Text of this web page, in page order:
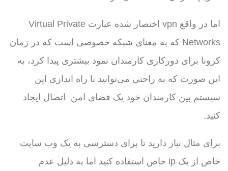
اما در واقع vpn اختصار شده عبارت Virtual Private
Networks که به معنای شبکه خصوصی است که در زمان
کرونا برای دورکاری کارمندان نمود بیشتری پیدا کرد، به
این صورت که به راحتی می‌توانید با راه اندازی این
سیستم بین کارمندان خود یک فضای امن اتصال ایجاد
کنید.
برای مثال نیاز دارید تا برای دسترسی به یک وب سایت
خاص از یک ip خاص استفاده کنید اما به دلیل عدم